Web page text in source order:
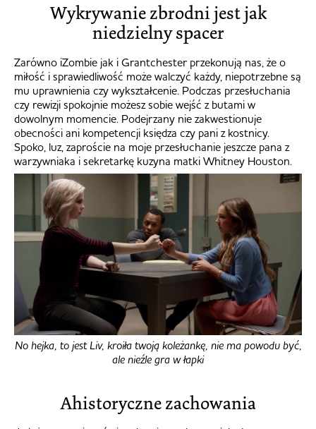
Wykrywanie zbrodni jest jak
niedzielny spacer
Zarówno iZombie jak i Grantchester przekonują nas, że o
miłość i sprawiedliwość może walczyć każdy, niepotrzebne są
mu uprawnienia czy wykształcenie. Podczas przesłuchania
czy rewizji spokojnie możesz sobie wejść z butami w
dowolnym momencie. Podejrzany nie zakwestionuje
obecności ani kompetencji księdza czy pani z kostnicy.
Spoko, luz, zaproście na moje przesłuchanie jeszcze pana z
warzywniaka i sekretarkę kuzyna matki Whitney Houston.
No hejka, to jest Liv, kroiła twoją koleżankę, nie ma powodu być,
ale nieźle gra w łapki
Ahistoryczne zachowania